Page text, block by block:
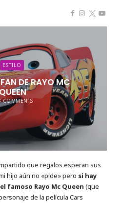
ESTILO
DE RAYO MC
COMMENTS
que regalos esperan sus
hijo aún no «pide» pero si hay
famoso Rayo Mc Queen(que
de la película Cars